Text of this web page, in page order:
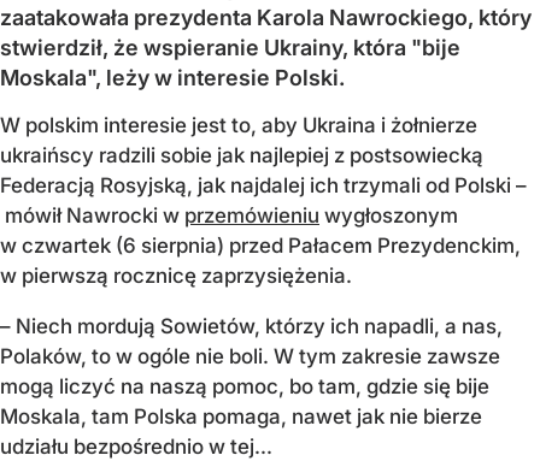
zaatakowała prezydenta Karola Nawrockiego, który
stwierdził, że wspieranie Ukrainy, która "bije
Moskala", leży w interesie Polski.
W polskim interesie jest to, aby Ukraina i żołnierze
ukraińscy radzili sobie jak najlepiej z postsowiecką
Federacją Rosyjską, jak najdalej ich trzymali od Polski –
mówił Nawrocki w przemówieniu wygłoszonym
w czwartek (6 sierpnia) przed Pałacem Prezydenckim,
w pierwszą rocznicę zaprzysiężenia.
– Niech mordują Sowietów, którzy ich napadli, a nas,
Polaków, to w ogóle nie boli. W tym zakresie zawsze
mogą liczyć na naszą pomoc, bo tam, gdzie się bije
Moskala, tam Polska pomaga, nawet jak nie bierze
udziału bezpośrednio w tej...